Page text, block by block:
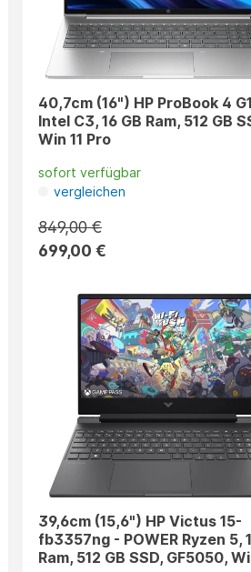
40,7cm (16") HP ProBook 4
Intel C3, 16 GB Ram, 512 GB
Win 11 Pro
sofort verfügbar
vergleichen
849,00 €
699,00 €
39,6cm (15,6") HP Victus 15-
fb3357ng - POWER Ryzen 5,
Ram, 512 GB SSD, GF5050,